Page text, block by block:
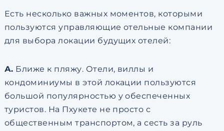
Есть несколько важных моментов, которыми
пользуются управляющие отельные компании
для выбора локации будущих отелей:
А. Ближе к пляжу. Отели, виллы и
кондоминиумы в этой локации пользуются
большой популярностью у обеспеченных
туристов. На Пхукете не просто с
общественным транспортом, а сесть за руль